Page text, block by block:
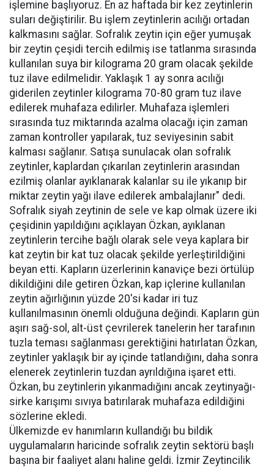
işlemine başlıyoruz. En az haftada bir kez zeytinlerin
suları değiştirilir. Bu işlem zeytinlerin acılığı ortadan
kalkmasını sağlar. Sofralık zeytin için eğer yumuşak
bir zeytin çeşidi tercih edilmiş ise tatlanma sırasında
kullanılan suya bir kilograma 20 gram olacak şekilde
tuz ilave edilmelidir. Yaklaşık 1 ay sonra acılığı
giderilen zeytinler kilograma 70-80 gram tuz ilave
edilerek muhafaza edilirler. Muhafaza işlemleri
sırasında tuz miktarında azalma olacağı için zaman
zaman kontroller yapılarak, tuz seviyesinin sabit
kalması sağlanır. Satışa sunulacak olan sofralık
zeytinler, kaplardan çıkarılan zeytinlerin arasından
ezilmiş olanlar ayıklanarak kalanlar su ile yıkanıp bir
miktar zeytin yağı ilave edilerek ambalajlanır" dedi.
Sofralık siyah zeytinin de sele ve kap olmak üzere iki
çeşidinin yapıldığını açıklayan Özkan, ayıklanan
zeytinlerin tercihe bağlı olarak sele veya kaplara bir
kat zeytin bir kat tuz olacak şekilde yerleştirildiğini
beyan etti. Kapların üzerlerinin kanaviçe bezi örtülüp
dikildiğini dile getiren Özkan, kap içlerine kullanılan
zeytin ağırlığının yüzde 20'si kadar iri tuz
kullanılmasının önemli olduğuna değindi. Kapların gün
aşırı sağ-sol, alt-üst çevrilerek tanelerin her tarafının
tuzla teması sağlanması gerektiğini hatırlatan Özkan,
zeytinler yaklaşık bir ay içinde tatlandığını, daha sonra
elenerek zeytinlerin tuzdan ayrıldığına işaret etti.
Özkan, bu zeytinlerin yıkanmadığını ancak zeytinyağı-
sirke karışımı sıvıya batırılarak muhafaza edildiğini
sözlerine ekledi.
Ülkemizde ev hanımların kullandığı bu bildik
uygulamaların haricinde sofralık zeytin sektörü başlı
başına bir faaliyet alanı haline geldi. İzmir Zeytincilik